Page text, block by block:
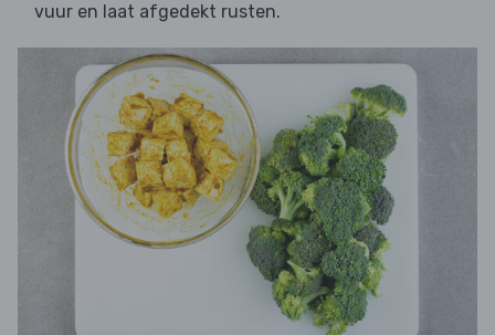
vuur en laat afgedekt rusten.